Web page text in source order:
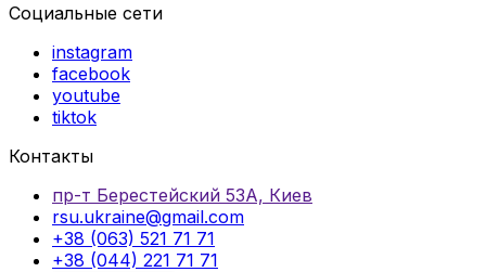
Социальные сети
instagram
facebook
youtube
tiktok
Контакты
пр-т Берестейский 53А, Киев
rsu.ukraine@gmail.com
+38 (063) 521 71 71
+38 (044) 221 71 71